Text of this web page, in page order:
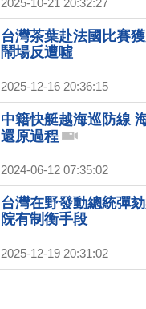
台灣茶葉赴法國比賽
鬧場反遭噓
2025-12-16 20:36:15
中籍快艇越海巡防線
還原過程
2024-06-12 07:35:02
台灣在野發動總統彈
院有制衡手段
2025-12-19 20:31:02